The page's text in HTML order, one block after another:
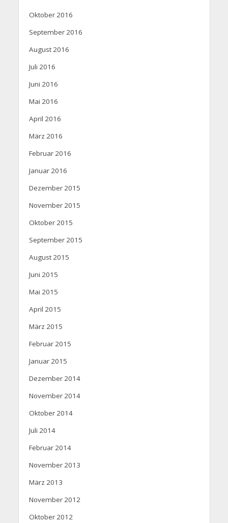
Oktober 2016
September 2016
August 2016
Juli 2016
Juni 2016
Mai 2016
April 2016
März 2016
Februar 2016
Januar 2016
Dezember 2015
November 2015
Oktober 2015
September 2015
August 2015
Juni 2015
Mai 2015
April 2015
März 2015
Februar 2015
Januar 2015
Dezember 2014
November 2014
Oktober 2014
Juli 2014
Februar 2014
November 2013
März 2013
November 2012
Oktober 2012